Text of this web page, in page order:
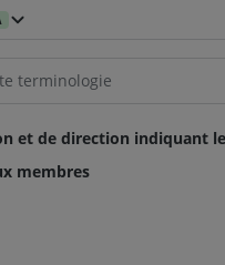
et de direction indiquant
membres